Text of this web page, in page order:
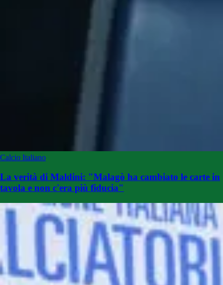
Calcio Italiano
La verità di Maldini: "Malagò ha cambiato le carte in
tavola e non c'era più fiducia"